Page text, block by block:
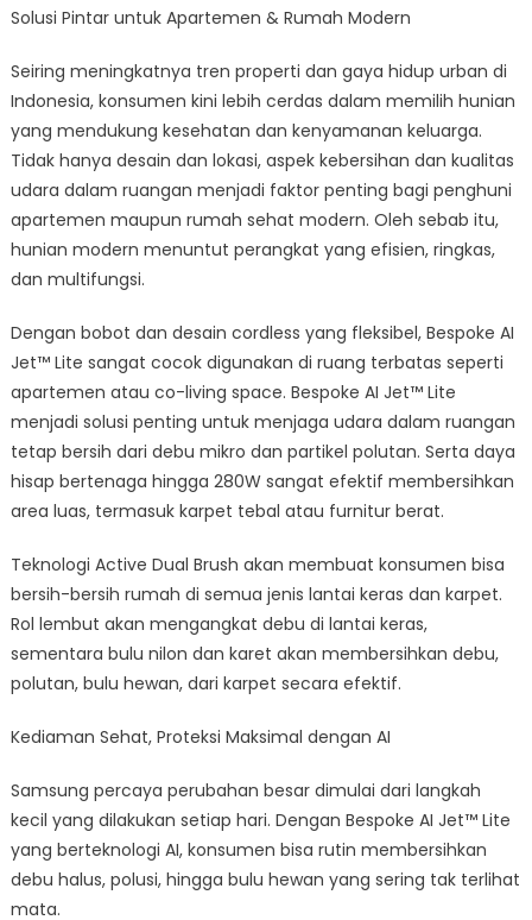
Solusi Pintar untuk Apartemen & Rumah Modern
Seiring meningkatnya tren properti dan gaya hidup urban di
Indonesia, konsumen kini lebih cerdas dalam memilih hunian
yang mendukung kesehatan dan kenyamanan keluarga.
Tidak hanya desain dan lokasi, aspek kebersihan dan kualitas
udara dalam ruangan menjadi faktor penting bagi penghuni
apartemen maupun rumah sehat modern. Oleh sebab itu,
hunian modern menuntut perangkat yang efisien, ringkas,
dan multifungsi.
Dengan bobot dan desain cordless yang fleksibel, Bespoke AI
Jet™ Lite sangat cocok digunakan di ruang terbatas seperti
apartemen atau co-living space. Bespoke AI Jet™ Lite
menjadi solusi penting untuk menjaga udara dalam ruangan
tetap bersih dari debu mikro dan partikel polutan. Serta daya
hisap bertenaga hingga 280W sangat efektif membersihkan
area luas, termasuk karpet tebal atau furnitur berat.
Teknologi Active Dual Brush akan membuat konsumen bisa
bersih-bersih rumah di semua jenis lantai keras dan karpet.
Rol lembut akan mengangkat debu di lantai keras,
sementara bulu nilon dan karet akan membersihkan debu,
polutan, bulu hewan, dari karpet secara efektif.
Kediaman Sehat, Proteksi Maksimal dengan AI
Samsung percaya perubahan besar dimulai dari langkah
kecil yang dilakukan setiap hari. Dengan Bespoke AI Jet™ Lite
yang berteknologi AI, konsumen bisa rutin membersihkan
debu halus, polusi, hingga bulu hewan yang sering tak terlihat
mata.